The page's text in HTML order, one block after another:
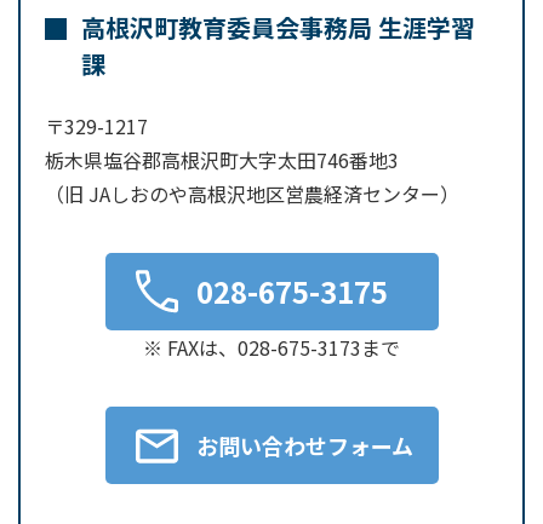
高根沢町教育委員会事務局 生涯学習
課
〒329-1217
栃木県塩谷郡高根沢町大字太田746番地3
（旧 JAしおのや高根沢地区営農経済センター）
028-675-3175
※ FAXは、028-675-3173まで
お問い合わせフォーム